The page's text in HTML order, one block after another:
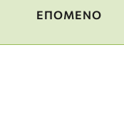
ΕΠΟΜΕΝΟ